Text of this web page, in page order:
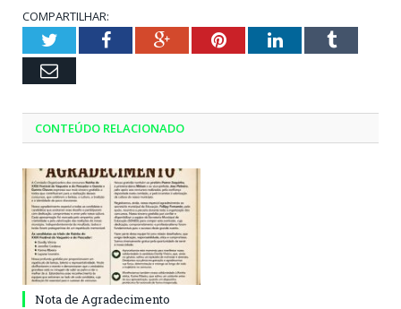
COMPARTILHAR:
TwitterFacebookGoogle+PinterestLinkedInTumblr
Email
CONTEÚDO RELACIONADO
Nota de Agradecimento